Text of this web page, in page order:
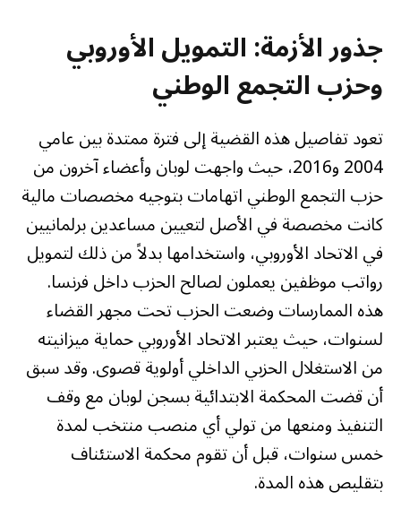
جذور الأزمة: التمويل الأوروبي
وحزب التجمع الوطني
تعود تفاصيل هذه القضية إلى فترة ممتدة بين عامي
2004 و2016، حيث واجهت لوبان وأعضاء آخرون من
حزب التجمع الوطني اتهامات بتوجيه مخصصات مالية
كانت مخصصة في الأصل لتعيين مساعدين برلمانيين
في الاتحاد الأوروبي، واستخدامها بدلاً من ذلك لتمويل
رواتب موظفين يعملون لصالح الحزب داخل فرنسا.
هذه الممارسات وضعت الحزب تحت مجهر القضاء
لسنوات، حيث يعتبر الاتحاد الأوروبي حماية ميزانيته
من الاستغلال الحزبي الداخلي أولوية قصوى. وقد سبق
أن قضت المحكمة الابتدائية بسجن لوبان مع وقف
التنفيذ ومنعها من تولي أي منصب منتخب لمدة
خمس سنوات، قبل أن تقوم محكمة الاستئناف
بتقليص هذه المدة.